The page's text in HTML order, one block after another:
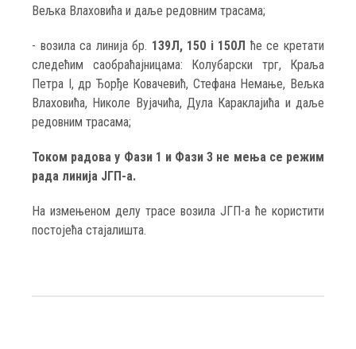
Вељка Влаховића и даље редовним трасама;
- возила са линија бр. 139Л, 150 i 150Л ће се кретати
следећим саобраћајницама: Колубарски трг, Краља
Петра I, др Ђорђе Ковачевић, Стефана Немање, Вељка
Влаховића, Николе Вујачића, Дула Караклајића и даље
редовним трасама;
Током радова у Фази 1 и Фази 3 не мења се режим
рада линија ЈГП-а.
На измењеном делу трасе возила ЈГП-а ће користити
постојећа стајалишта.